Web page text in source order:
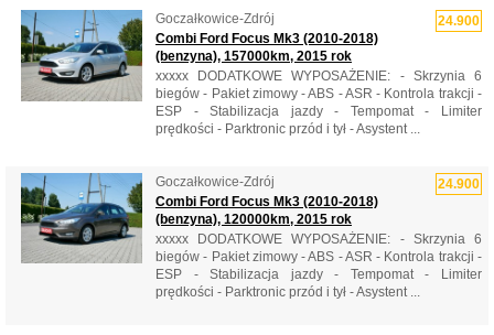
24.900
Goczałkowice-Zdrój
Combi Ford Focus Mk3 (2010-2018)
(benzyna), 157000km, 2015 rok
xxxxx DODATKOWE WYPOSAŻENIE: - Skrzynia 6
biegów - Pakiet zimowy - ABS - ASR - Kontrola trakcji -
ESP - Stabilizacja jazdy - Tempomat - Limiter
prędkości - Parktronic przód i tył - Asystent ...
24.900
Goczałkowice-Zdrój
Combi Ford Focus Mk3 (2010-2018)
(benzyna), 120000km, 2015 rok
xxxxx DODATKOWE WYPOSAŻENIE: - Skrzynia 6
biegów - Pakiet zimowy - ABS - ASR - Kontrola trakcji -
ESP - Stabilizacja jazdy - Tempomat - Limiter
prędkości - Parktronic przód i tył - Asystent ...